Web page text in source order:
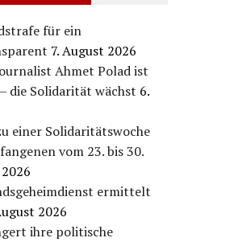
für ein
7. August 2026
Ahmet Polad ist
die Solidarität wächst 6.
einer Solidaritätswoche
vom 23. bis 30.
ermittelt
2026
ihre politische